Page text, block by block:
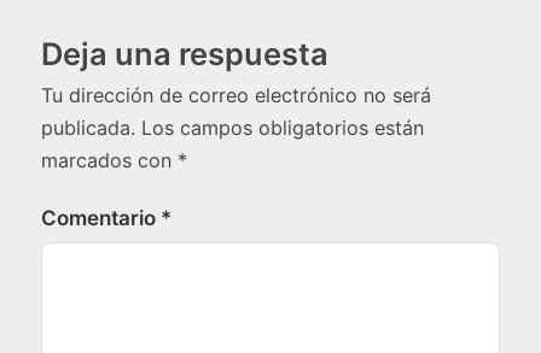
Deja una respuesta
Tu dirección de correo electrónico no será
publicada. Los campos obligatorios están
marcados con *
Comentario *